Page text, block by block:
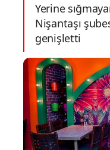
Yerine
Nişantaşı
genişletti